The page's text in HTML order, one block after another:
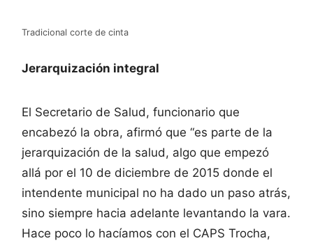
Tradicional corte de cinta
Jerarquización integral
El Secretario de Salud, funcionario que
encabezó la obra, afirmó que “es parte de la
jerarquización de la salud, algo que empezó
allá por el 10 de diciembre de 2015 donde el
intendente municipal no ha dado un paso atrás,
sino siempre hacia adelante levantando la vara.
Hace poco lo hacíamos con el CAPS Trocha,